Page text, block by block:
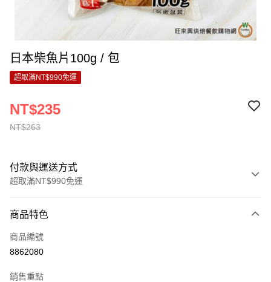
日本柴魚片100g / 包
超取滿NT$990免運
NT$263
NT$235
付款與運送方式
超取滿NT$990免運
信用卡一次付款
超商取貨付款
商品特色
商品編號
8862080
銷售重點